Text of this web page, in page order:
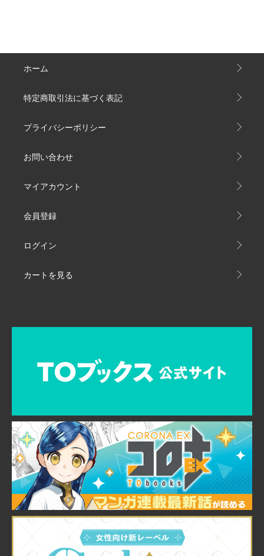
ホーム
特定商取引法に基づく表記
プライバシーポリシー
お問い合わせ
マイアカウント
会員登録
ログイン
カートを見る